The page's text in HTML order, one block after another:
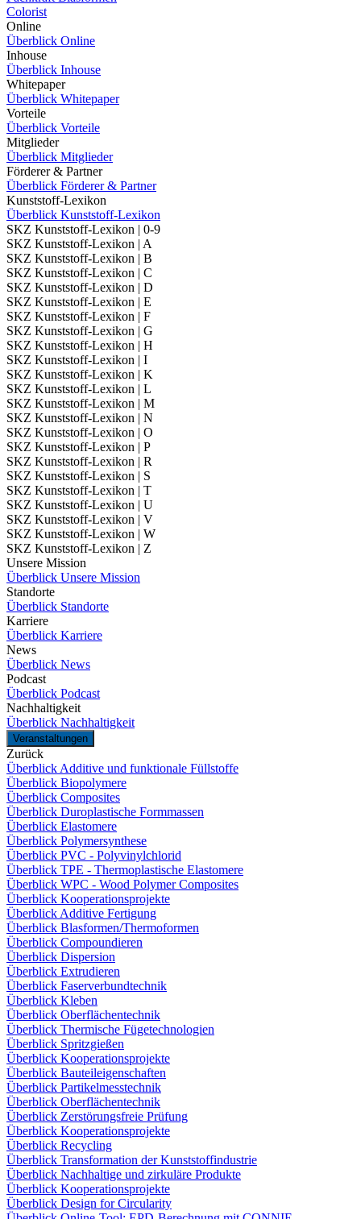
Colorist
Online
Überblick Online
Inhouse
Überblick Inhouse
Whitepaper
Überblick Whitepaper
Vorteile
Überblick Vorteile
Mitglieder
Überblick Mitglieder
Förderer & Partner
Überblick Förderer & Partner
Kunststoff-Lexikon
Überblick Kunststoff-Lexikon
SKZ Kunststoff-Lexikon | 0-9
SKZ Kunststoff-Lexikon | A
SKZ Kunststoff-Lexikon | B
SKZ Kunststoff-Lexikon | C
SKZ Kunststoff-Lexikon | D
SKZ Kunststoff-Lexikon | E
SKZ Kunststoff-Lexikon | F
SKZ Kunststoff-Lexikon | G
SKZ Kunststoff-Lexikon | H
SKZ Kunststoff-Lexikon | I
SKZ Kunststoff-Lexikon | K
SKZ Kunststoff-Lexikon | L
SKZ Kunststoff-Lexikon | M
SKZ Kunststoff-Lexikon | N
SKZ Kunststoff-Lexikon | O
SKZ Kunststoff-Lexikon | P
SKZ Kunststoff-Lexikon | R
SKZ Kunststoff-Lexikon | S
SKZ Kunststoff-Lexikon | T
SKZ Kunststoff-Lexikon | U
SKZ Kunststoff-Lexikon | V
SKZ Kunststoff-Lexikon | W
SKZ Kunststoff-Lexikon | Z
Unsere Mission
Überblick Unsere Mission
Standorte
Überblick Standorte
Karriere
Überblick Karriere
News
Überblick News
Podcast
Überblick Podcast
Nachhaltigkeit
Überblick Nachhaltigkeit
Veranstaltungen
Zurück
Überblick Additive und funktionale Füllstoffe
Überblick Biopolymere
Überblick Composites
Überblick Duroplastische Formmassen
Überblick Elastomere
Überblick Polymersynthese
Überblick PVC - Polyvinylchlorid
Überblick TPE - Thermoplastische Elastomere
Überblick WPC - Wood Polymer Composites
Überblick Kooperationsprojekte
Überblick Additive Fertigung
Überblick Blasformen/Thermoformen
Überblick Compoundieren
Überblick Dispersion
Überblick Extrudieren
Überblick Faserverbundtechnik
Überblick Kleben
Überblick Oberflächentechnik
Überblick Thermische Fügetechnologien
Überblick Spritzgießen
Überblick Kooperationsprojekte
Überblick Bauteileigenschaften
Überblick Partikelmesstechnik
Überblick Oberflächentechnik
Überblick Zerstörungsfreie Prüfung
Überblick Kooperationsprojekte
Überblick Recycling
Überblick Transformation der Kunststoffindustrie
Überblick Nachhaltige und zirkuläre Produkte
Überblick Kooperationsprojekte
Überblick Design for Circularity